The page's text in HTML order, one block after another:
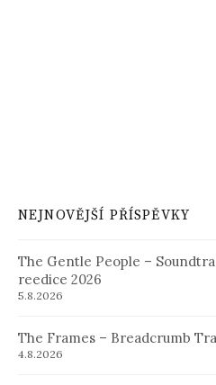
NEJNOVĚJŠÍ PŘÍSPĚVKY
The Gentle People –
reedice 2026
5.8.2026
The Frames – Breadcrumb
4.8.2026